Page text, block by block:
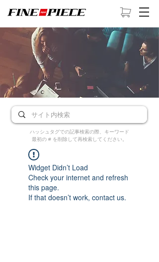
ハッシュタグでの記事検索の際、キーワード
最初の # を削除して再検索してください。
Widget Didn’t Load
Check your internet and refresh
this page.
If that doesn’t work, contact us.